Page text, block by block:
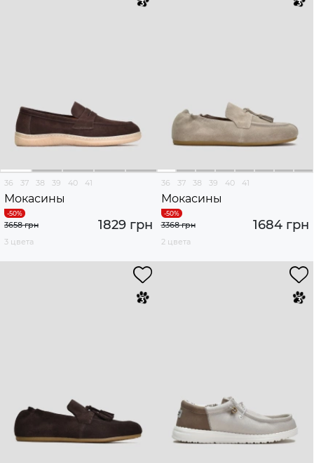
36 37 38 39 40 41
Мокасины
1829 грн
3658 грн
3 цвета
36 37 38 39 40 41
Мокасины
1684 грн
3368 грн
2 цвета